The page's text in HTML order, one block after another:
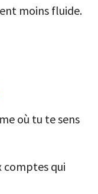
moins fluide.
où tu te sens
comptes qui